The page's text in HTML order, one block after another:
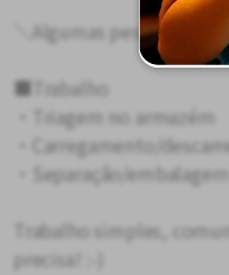
＼Algumas pessoas se
■Trabalho
・Triagem no armazém
・Carregamento/
・Separação/
Trabalho simples,
precisa! :-)